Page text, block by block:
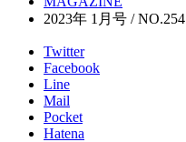
2023年 1月号 / NO.254
Twitter
Facebook
Line
Mail
Pocket
Hatena